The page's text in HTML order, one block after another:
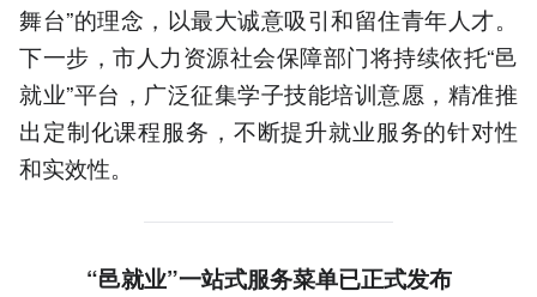
舞台”的理念，以最大诚意吸引和留住青年人才。
下一步，市人力资源社会保障部门将持续依托“邑
就业”平台，广泛征集学子技能培训意愿，精准推
出定制化课程服务，不断提升就业服务的针对性
和实效性。
“邑就业”一站式服务菜单已正式发布